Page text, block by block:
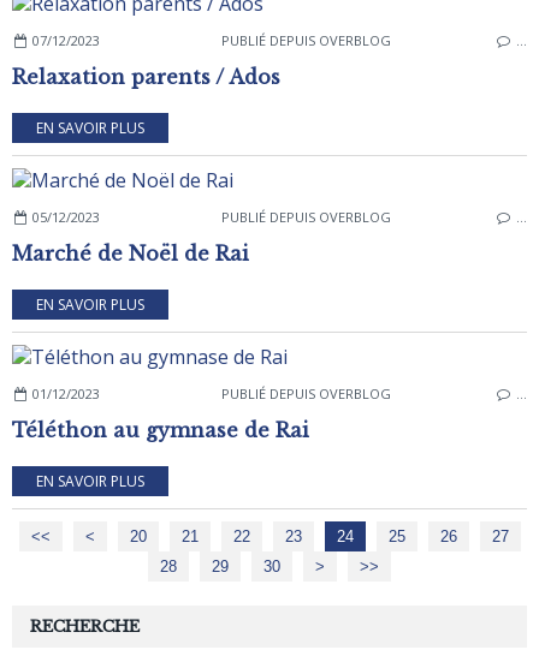
07/12/2023 PUBLIÉ DEPUIS OVERBLOG …
Relaxation parents / Ados
EN SAVOIR PLUS
05/12/2023 PUBLIÉ DEPUIS OVERBLOG …
Marché de Noël de Rai
EN SAVOIR PLUS
01/12/2023 PUBLIÉ DEPUIS OVERBLOG …
Téléthon au gymnase de Rai
EN SAVOIR PLUS
<< < 10
20 21 22 23 24 25 26
27
28
29 30 40
50
60
70
80
> >>
RECHERCHE